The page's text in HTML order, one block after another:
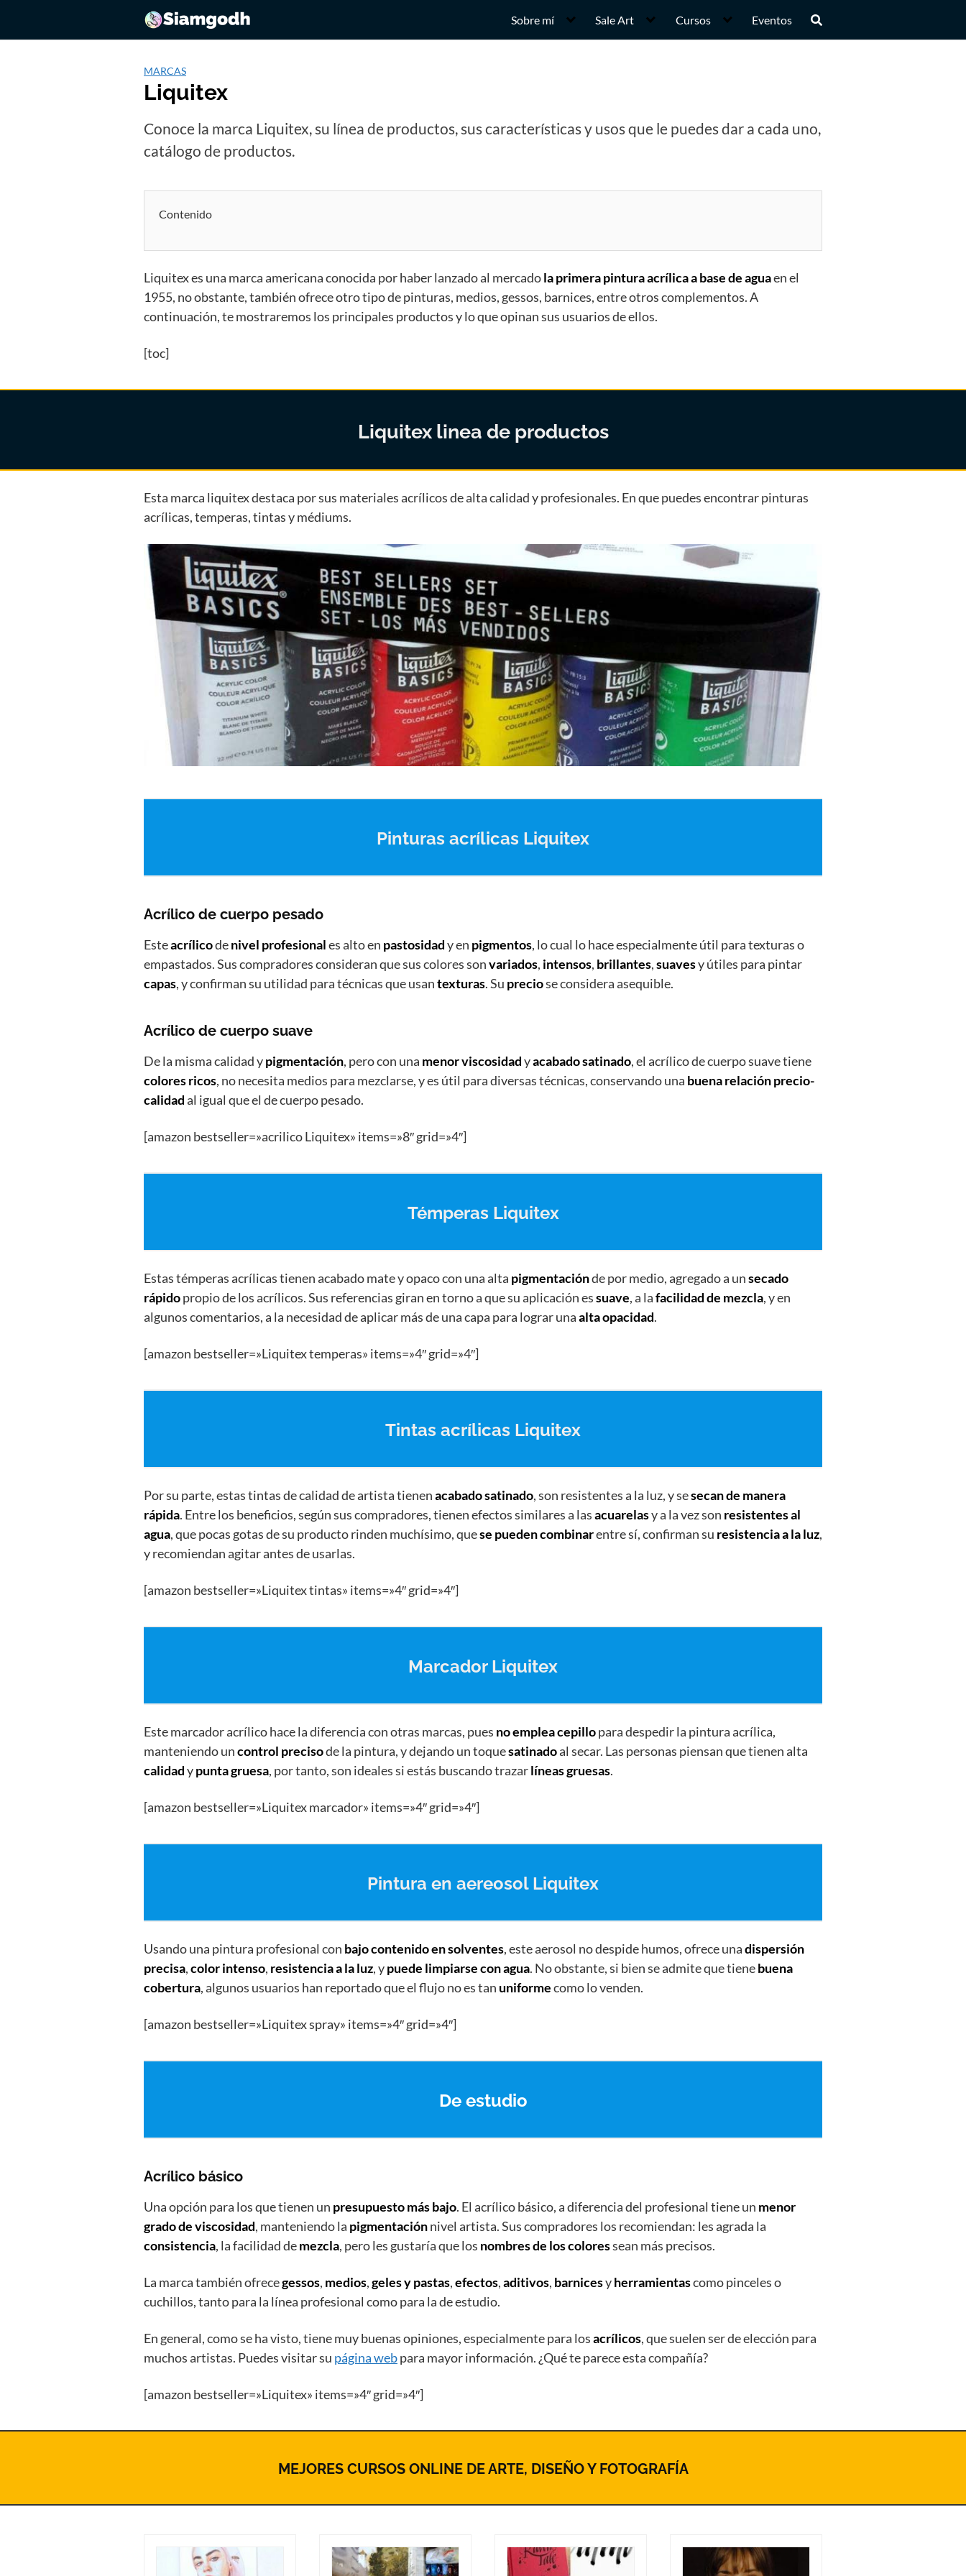
contenido
Sobre mí Sale Art Cursos Eventos
MARCAS
Liquitex
Conoce la marca Liquitex, su línea de productos, sus características y usos que le puedes dar a cada uno,
catálogo de productos.
Contenido
Liquitex es una marca americana conocida por haber lanzado al mercadola primera pintura acrílica a base de aguaen el
1955, no obstante, también ofrece otro tipo de pinturas, medios, gessos, barnices, entre otros complementos. A
continuación, te mostraremos los principales productos y lo que opinan sus usuarios de ellos.
[toc]
Liquitex linea de productos
Esta marca liquitex destaca por sus materiales acrílicos de alta calidad y profesionales. En que puedes encontrar pinturas
acrílicas, temperas, tintas y médiums.
Pinturas acrílicas Liquitex
Acrílico de cuerpo pesado
Esteacrílicodenivel profesionales alto en pastosidady en pigmentos, lo cual lo hace especialmente útil para texturas o
empastados. Sus compradores consideran que sus colores sonvariados, intensos, brillantes,suavesy útiles para pintar
capas, y confirman su utilidad para técnicas que usantexturas. Su preciose considera asequible.
Acrílico de cuerpo suave
De la misma calidad ypigmentación, pero con una menor viscosidadyacabado satinado, el acrílico de cuerpo suave tiene
colores ricos, no necesita medios para mezclarse, y es útil para diversas técnicas, conservando una buena relación precio-
calidadal igual que el de cuerpo pesado.
[amazon bestseller=»acrilico Liquitex» items=»8″ grid=»4″]
Témperas Liquitex
Estas témperas acrílicas tienen acabado mate y opaco con una alta pigmentaciónde por medio, agregado a unsecado
rápidopropio de los acrílicos. Sus referencias giran en torno a que su aplicación essuave, a lafacilidad de mezcla, y en
algunos comentarios, a la necesidad de aplicar más de una capa para lograr unaalta opacidad.
[amazon bestseller=»Liquitex temperas» items=»4″ grid=»4″]
Tintas acrílicas Liquitex
Por su parte, estas tintas de calidad de artista tienenacabado satinado, son resistentes a la luz, y sesecan de manera
rápida. Entre los beneficios, según sus compradores, tienen efectos similares a lasacuarelasy a la vez son resistentes al
agua, que pocas gotas de su producto rinden muchísimo, quese pueden combinarentre sí, confirman su resistencia a la luz,
y recomiendan agitar antes de usarlas.
[amazon bestseller=»Liquitex tintas» items=»4″ grid=»4″]
Marcador Liquitex
Este marcador acrílico hace la diferencia con otras marcas, pues no emplea cepillopara despedir la pintura acrílica,
manteniendo uncontrol precisode la pintura, y dejando un toquesatinadoal secar. Las personas piensan que tienen alta
calidadypunta gruesa, por tanto, son ideales si estás buscando trazarlíneas gruesas.
[amazon bestseller=»Liquitex marcador» items=»4″ grid=»4″]
Pintura en aereosol Liquitex
Usando una pintura profesional con bajo contenido en solventes, este aerosol no despide humos, ofrece unadispersión
precisa,color intenso, resistencia a la luz, ypuede limpiarse con agua. No obstante, si bien se admite que tienebuena
cobertura, algunos usuarios han reportado que el flujo no es tan uniformecomo lo venden.
[amazon bestseller=»Liquitex spray» items=»4″ grid=»4″]
De estudio
Acrílico básico
Una opción para los que tienen un presupuesto más bajo. El acrílico básico, a diferencia del profesional tiene un menor
grado de viscosidad, manteniendo la pigmentaciónnivel artista. Sus compradores los recomiendan: les agrada la
consistencia, la facilidad demezcla, pero les gustaría que los nombres de los coloressean más precisos.
La marca también ofrecegessos, medios,geles y pastas,efectos,aditivos, barnicesyherramientascomo pinceles o
cuchillos, tanto para la línea profesional como para la de estudio.
En general, como se ha visto, tiene muy buenas opiniones, especialmente para losacrílicos, que suelen ser de elección para
muchos artistas. Puedes visitar su página webpara mayor información. ¿Qué te parece esta compañía?
[amazon bestseller=»Liquitex» items=»4″ grid=»4″]
MEJORES CURSOS ONLINE DE ARTE, DISEÑO Y FOTOGRAFÍA